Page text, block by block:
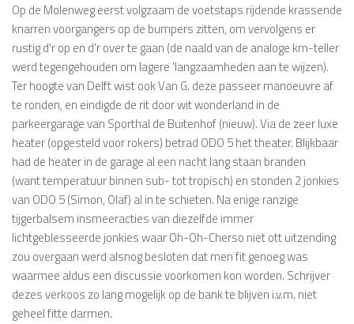
Op de Molenweg eerst volgzaam de voetstaps rijdende krassende
knarren voorgangers op de bumpers zitten, om vervolgens er
rustig d'r op en d'r over te gaan (de naald van de analoge km-teller
werd tegengehouden om lagere 'langzaamheden aan te wijzen).
Ter hoogte van Delft wist ook Van G. deze passeer manoeuvre af
te ronden, en eindigde de rit door wit wonderland in de
parkeergarage van Sporthal de Buitenhof (nieuw). Via de zeer luxe
heater (opgesteld voor rokers) betrad ODO 5 het theater. Blijkbaar
had de heater in de garage al een nacht lang staan branden
(want temperatuur binnen sub- tot tropisch) en stonden 2 jonkies
van ODO 5 (Simon, Olaf) al in te schieten. Na enige ranzige
tijgerbalsem insmeeracties van diezelfde immer
lichtgeblesseerde jonkies waar Oh-Oh-Cherso niet ott uitzending
zou overgaan werd alsnog besloten dat men fit genoeg was
waarmee aldus een discussie voorkomen kon worden. Schrijver
dezes verkoos zo lang mogelijk op de bank te blijven i.v.m. niet
geheel fitte darmen.